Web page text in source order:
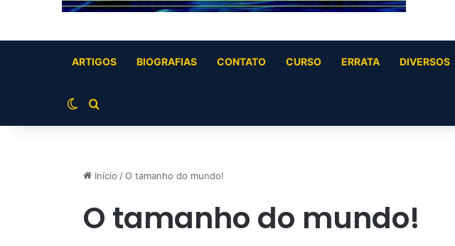
ARTIGOS BIOGRAFIAS CONTATO CURSO ERRATA DIVERSOS
Switch skin
Buscar por
Início /O tamanho do mundo!
O tamanho do mundo!